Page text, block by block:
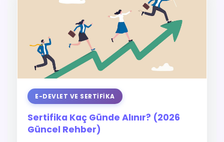
E-DEVLET VE SERTIFIKA
Sertifika Kaç Günde Alınır? (2026
Güncel Rehber)